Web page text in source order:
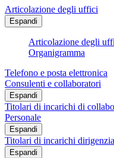
Articolazione degli uffici
Espandi
Articolazione degli
Organigramma
Telefono e posta elettronica
Consulenti e collaboratori
Espandi
Titolari di incarichi di
Personale
Espandi
Titolari di incarichi
Espandi